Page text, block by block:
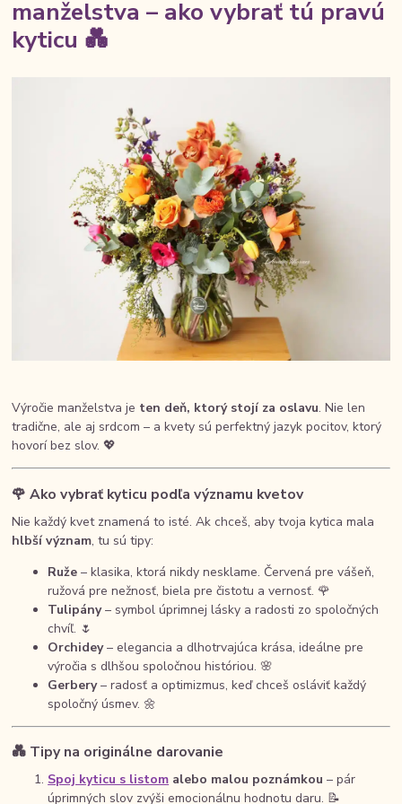
manželstva – ako vybrať tú pravú
kyticu 💑
Výročie manželstva je ten deň, ktorý stojí za oslavu. Nie len
tradične, ale aj srdcom – a kvety sú perfektný jazyk pocitov, ktorý
hovorí bez slov. 💖
🌹Ako vybrať kyticu podľa významu kvetov
Nie každý kvet znamená to isté. Ak chceš, aby tvoja kytica mala
hlbší význam, tu sú tipy:
Ruže – klasika, ktorá nikdy nesklame. Červená pre vášeň,
ružová pre nežnosť, biela pre čistotu a vernosť. 🌹
Tulipány– symbol úprimnej lásky a radosti zo spoločných
chvíľ. 🌷
Orchidey– elegancia a dlhotrvajúca krása, ideálne pre
výročia s dlhšou spoločnou históriou. 🌸
Gerbery– radosť a optimizmus, keď chceš osláviť každý
spoločný úsmev. 🌼
💑 Tipy na originálne darovanie
Spoj kyticu s listom alebo malou poznámkou – pár
úprimných slov zvýši emocionálnu hodnotu daru. 📝